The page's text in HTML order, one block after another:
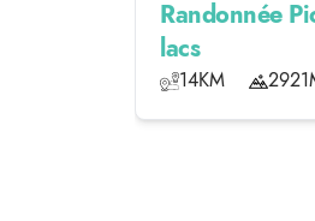
Randonnée
lacs
14KM